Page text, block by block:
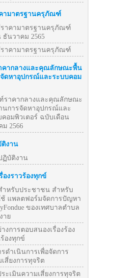
ามาตรฐานครุภัณฑ์
าคามาตรฐานครุภัณฑ์
ธันวาคม 2565
าคามาตรฐานครุภัณฑ์
คากลางและคุณลักษณะพื้น
ดหาอุปกรณ์และระบบคอม
ราคากลางและคุณลักษณะ
นการจัดหาอุปกรณ์และ
คอมพิวเตอร์ ฉบับเดือน
ม 2566
งาน
ฏิบัติงาน
องราวร้องทุกข์
ำหรับประชาชน สำหรับ
ช้ แพลตฟอร์มจัดการปัญหา
ของเทศบาลตำบล
าย
งการตอบสนองเรื่องร้อง
องทุกข์
รดำเนินการเพื่อจัดการ
สี่ยงการทุจริต
ระเมินความเสี่ยงการทุจริต